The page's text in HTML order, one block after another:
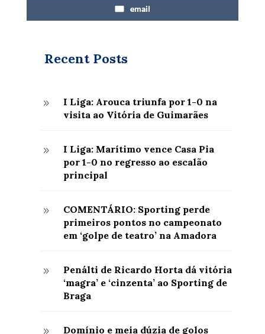
email
Recent Posts
9
I Liga: Arouca triunfa por 1-0 na
visita ao Vitória de Guimarães
9
I Liga: Marítimo vence Casa Pia
por 1-0 no regresso ao escalão
principal
9
COMENTÁRIO: Sporting perde
primeiros pontos no campeonato
em ‘golpe de teatro’ na Amadora
9
Penálti de Ricardo Horta dá vitória
‘magra’ e ‘cinzenta’ ao Sporting de
Braga
9
Domínio e meia dúzia de golos